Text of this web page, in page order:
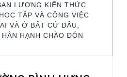
LƯỢNG KIẾN THỨC
TẬP VÀ CÔNG VIỆC
VÀ Ở BẤT CỨ ĐÂU,
HẠNH CHÀO ĐÓN